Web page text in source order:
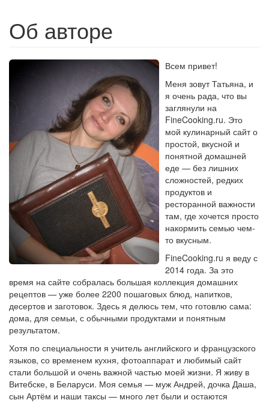
Об авторе
Всем привет!
Меня зовут Татьяна, и
я очень рада, что вы
заглянули на
FineCooking.ru. Это
мой кулинарный сайт о
простой, вкусной и
понятной домашней
еде — без лишних
сложностей, редких
продуктов и
ресторанной важности
там, где хочется просто
накормить семью чем-
то вкусным.
FineCooking.ru я веду с
2014 года. За это
время на сайте собралась большая коллекция домашних
рецептов — уже более 2200 пошаговых блюд, напитков,
десертов и заготовок. Здесь я делюсь тем, что готовлю сама:
дома, для семьи, с обычными продуктами и понятным
результатом.
Хотя по специальности я учитель английского и французского
языков, со временем кухня, фотоаппарат и любимый сайт
стали большой и очень важной частью моей жизни. Я живу в
Витебске, в Беларуси. Моя семья — муж Андрей, дочка Даша,
сын Артём и наши таксы — много лет были и остаются